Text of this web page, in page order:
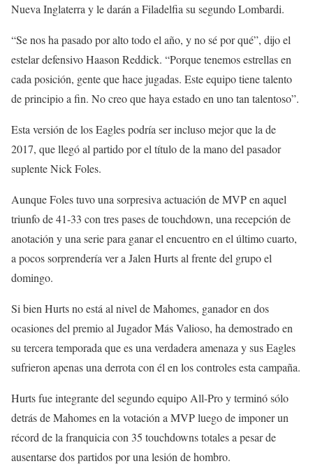
Nueva Inglaterra y le darán a Filadelfia su segundo Lombardi.
“Se nos ha pasado por alto todo el año, y no sé por qué”, dijo el
estelar defensivo Haason Reddick. “Porque tenemos estrellas en
cada posición, gente que hace jugadas. Este equipo tiene talento
de principio a fin. No creo que haya estado en uno tan talentoso”.
Esta versión de los Eagles podría ser incluso mejor que la de
2017, que llegó al partido por el título de la mano del pasador
suplente Nick Foles.
Aunque Foles tuvo una sorpresiva actuación de MVP en aquel
triunfo de 41-33 con tres pases de touchdown, una recepción de
anotación y una serie para ganar el encuentro en el último cuarto,
a pocos sorprendería ver a Jalen Hurts al frente del grupo el
domingo.
Si bien Hurts no está al nivel de Mahomes, ganador en dos
ocasiones del premio al Jugador Más Valioso, ha demostrado en
su tercera temporada que es una verdadera amenaza y sus Eagles
sufrieron apenas una derrota con él en los controles esta campaña.
Hurts fue integrante del segundo equipo All-Pro y terminó sólo
detrás de Mahomes en la votación a MVP luego de imponer un
récord de la franquicia con 35 touchdowns totales a pesar de
ausentarse dos partidos por una lesión de hombro.